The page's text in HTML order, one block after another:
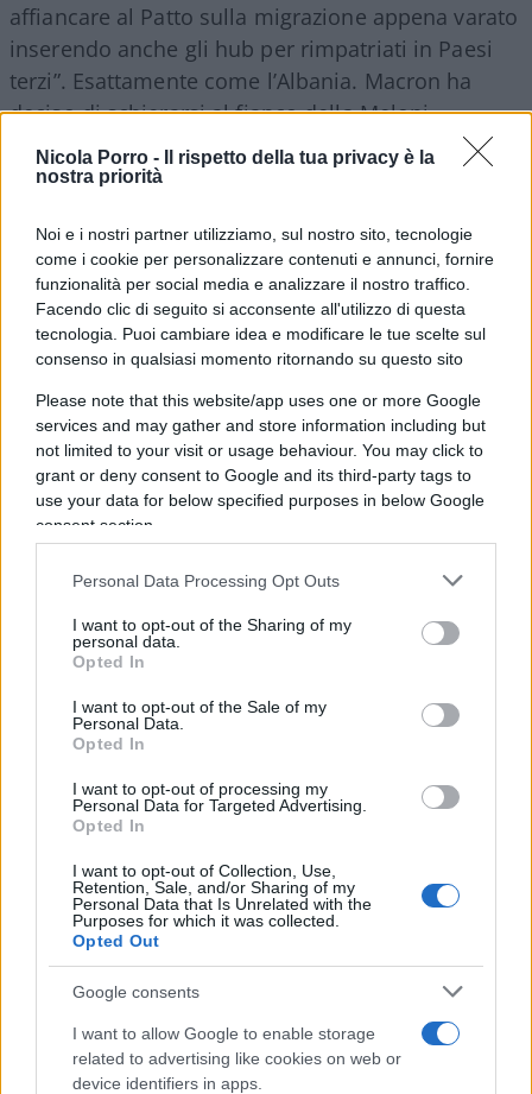
Nicola Porro -
Il rispetto della tua privacy è la
nostra priorità
Noi e i nostri partner utilizziamo, sul nostro sito, tecnologie
come i cookie per personalizzare contenuti e annunci, fornire
funzionalità per social media e analizzare il nostro traffico.
Facendo clic di seguito si acconsente all'utilizzo di questa
tecnologia. Puoi cambiare idea e modificare le tue scelte sul
consenso in qualsiasi momento ritornando su questo sito
Please note that this website/app uses one or more Google
services and may gather and store information including but
not limited to your visit or usage behaviour. You may click to
grant or deny consent to Google and its third-party tags to
use your data for below specified purposes in below Google
consent section.
Personal Data Processing Opt Outs
I want to opt-out of the Sharing of my
personal data.
Opted In
I want to opt-out of the Sale of my
Personal Data.
Opted In
I want to opt-out of processing my
Personal Data for Targeted Advertising.
Opted In
I want to opt-out of Collection, Use,
Retention, Sale, and/or Sharing of my
Personal Data that Is Unrelated with the
Purposes for which it was collected.
Opted Out
Google consents
I want to allow Google to enable storage
related to advertising like cookies on web or
device identifiers in apps.
affiancare al Patto sulla migrazione appena varato
inserendo anche gli hub per rimpatriati in Paesi
terzi”. Esattamente come l’Albania. Macron ha
deciso di schierarsi al fianco della Meloni,
dunque, insieme a Bulgaria, Repubblica Ceca,
Danimarca, Estonia, Grecia, Cipro, Lettonia,
Romania e Finlandia.
Leggi anche:
Albania, arriva il decreto per aggirare i giudici:
le due ipotesi
Se il Portogallo sembrra destinato a presentare
una posizione contraria, la Polonia, presidente di
turno dell’Unione, presenterà un documento
fortemente favorevole con cui si farà riferimento
agli hub albanesi dell’Italia come un’iniziativa da
cui prendere esempio. Senza dimenticare che la
presidente della Commissione Europea
Ursula
von der Leyen
inviata al Consiglio europeo riunitosi a ottobre
2024 con l’obiettivo di individuare “soluzioni
innovative” per la gestione dell’immigrazione
irregolare.
Il modello Albania rappresenta la soluzione
all’emergenza dell’immigrazione irregolare e se
anche la buonissima Francia è pronta a seguire